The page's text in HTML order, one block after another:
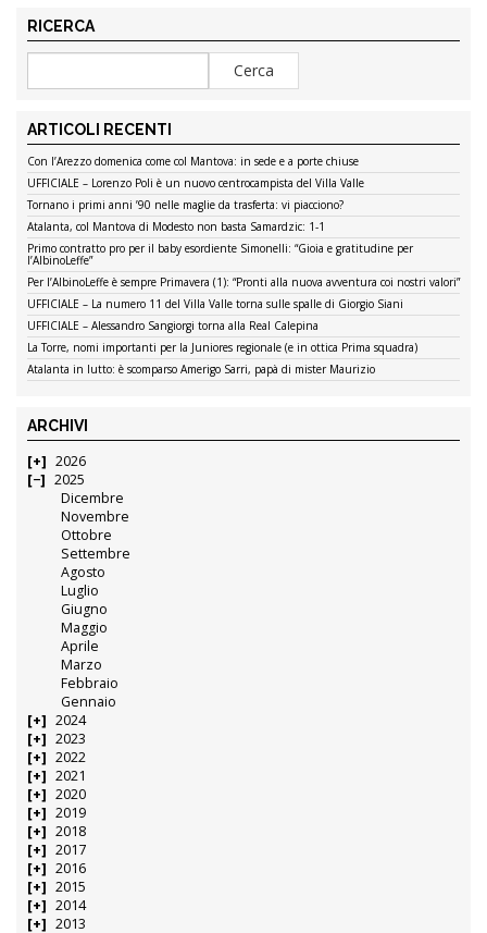
RICERCA
ARTICOLI RECENTI
Con l’Arezzo domenica come col Mantova: in sede e a porte chiuse
UFFICIALE – Lorenzo Poli è un nuovo centrocampista del Villa Valle
Tornano i primi anni ’90 nelle maglie da trasferta: vi piacciono?
Atalanta, col Mantova di Modesto non basta Samardzic: 1-1
Primo contratto pro per il baby esordiente Simonelli: “Gioia e gratitudine per
l’AlbinoLeffe”
Per l’AlbinoLeffe è sempre Primavera (1): “Pronti alla nuova avventura coi nostri valori”
UFFICIALE – La numero 11 del Villa Valle torna sulle spalle di Giorgio Siani
UFFICIALE – Alessandro Sangiorgi torna alla Real Calepina
La Torre, nomi importanti per la Juniores regionale (e in ottica Prima squadra)
Atalanta in lutto: è scomparso Amerigo Sarri, papà di mister Maurizio
ARCHIVI
2026
2025
Dicembre
Novembre
Ottobre
Settembre
Agosto
Luglio
Giugno
Maggio
Aprile
Marzo
Febbraio
Gennaio
2024
2023
2022
2021
2020
2019
2018
2017
2016
2015
2014
2013